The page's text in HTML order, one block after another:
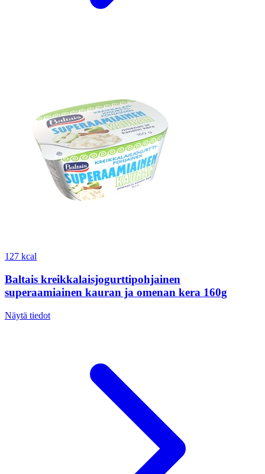
127 kcal
Baltais kreikkalaisjogurttipohjainen
superaamiainen kauran ja omenan kera 160g
Näytä tiedot